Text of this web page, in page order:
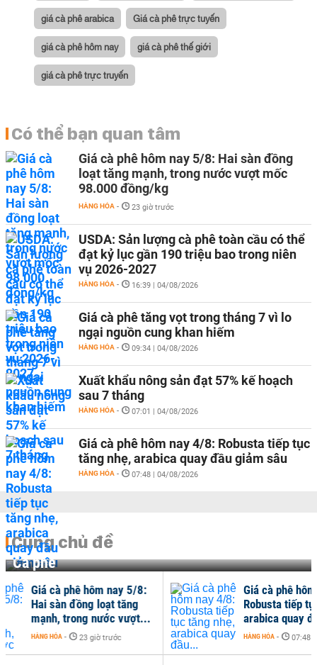
giá cà phê arabica Giá cà phê trực tuyến
giá cà phê hôm nay giá cà phê thế giới
giá cà phê trực truyến
Có thể bạn quan tâm
Giá cà phê hôm nay 5/8: Hai sàn đồng
loạt tăng mạnh, trong nước vượt mốc
98.000 đồng/kg
HÀNG HÓA - 23 giờ trước
USDA: Sản lượng cà phê toàn cầu có thể
đạt kỷ lục gần 190 triệu bao trong niên
vụ 2026-2027
HÀNG HÓA - 16:39 | 04/08/2026
Giá cà phê tăng vọt trong tháng 7 vì lo
ngại nguồn cung khan hiếm
HÀNG HÓA - 09:34 | 04/08/2026
Xuất khẩu nông sản đạt 57% kế hoạch
sau 7 tháng
HÀNG HÓA - 07:01 | 04/08/2026
Giá cà phê hôm nay 4/8: Robusta tiếp tục
tăng nhẹ, arabica quay đầu giảm sâu
HÀNG HÓA - 07:48 | 04/08/2026
Cùng chủ đề
Cà phê
Giá cà phê hôm nay 4/8:
Robusta tiếp tục tăng nhẹ,
arabica quay đầu...
HÀNG HÓA 07:48 | 04/08/2026